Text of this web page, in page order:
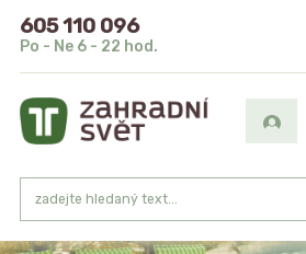
605 110 096
Po - Ne 6 - 22 hod.